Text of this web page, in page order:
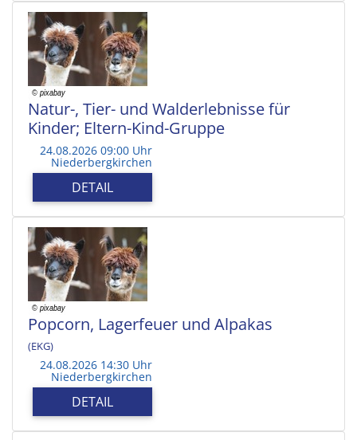
Natur-, Tier- und Walderlebnisse für
Kinder; Eltern-Kind-Gruppe
24.08.2026 09:00 Uhr
Niederbergkirchen
DETAIL
Popcorn, Lagerfeuer und Alpakas
(EKG)
24.08.2026 14:30 Uhr
Niederbergkirchen
DETAIL